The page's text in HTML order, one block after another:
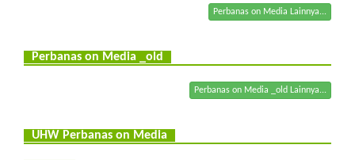
Perbanas on Media Lainnya...
Perbanas on Media _old
Perbanas on Media _old Lainnya...
UHW Perbanas on Media